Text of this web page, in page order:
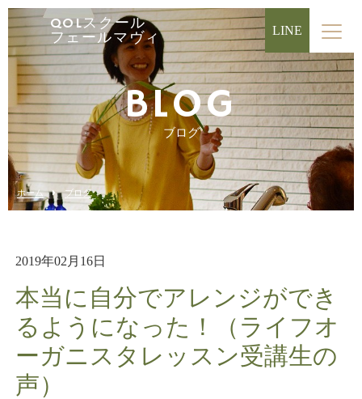
QOLスクール
フェールマヴィ
LINE
BLOG
ブログ
ホーム ブログ
2019年02月16日
本当に自分でアレンジができ
るようになった！（ライフオ
ーガニスタレッスン受講生の
声）